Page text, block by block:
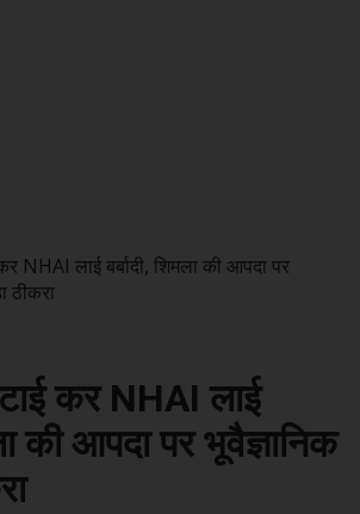
NHAI लाई बर्बादी, शिमला की आपदा पर
ठीकरा
कर NHAI लाई
की आपदा पर भूवैज्ञानिक